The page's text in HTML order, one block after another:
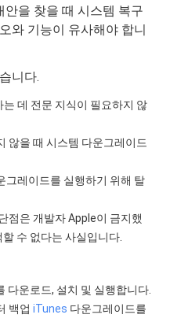
안을 찾을 때 시스템 복구
와 기능이 유사해야 합니
니다.
데 전문 지식이 필요하지 않
않을 때 시스템 다운그레이드
그레이드를 실행하기 위해 탈
점은 개발자 Apple이 금지했
수 없다는 사실입니다.
다운로드, 설치 및 실행합니다.
백업iTunes 다운그레이드를